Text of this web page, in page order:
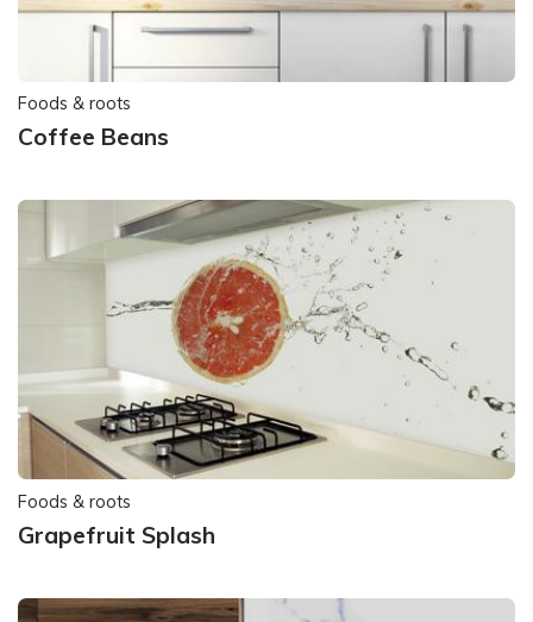
Foods & roots
Coffee Beans
Foods & roots
Grapefruit Splash